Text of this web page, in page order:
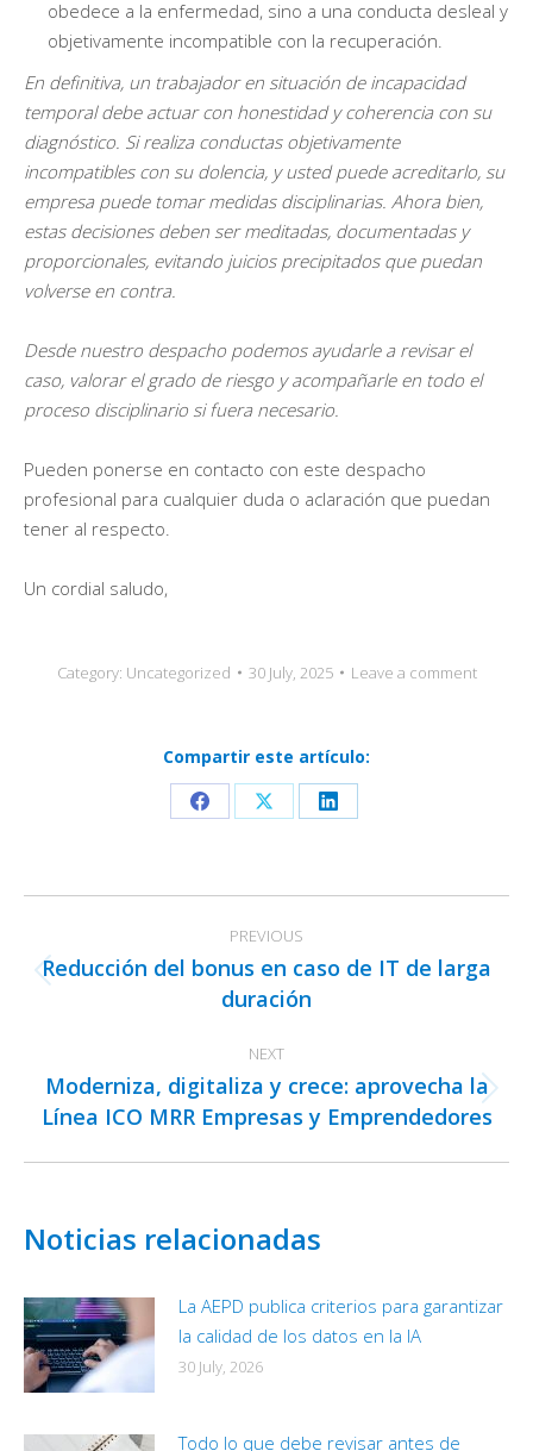
obedece a la enfermedad, sino a una conducta desleal y
objetivamente incompatible con la recuperación.
En definitiva, un trabajador en situación de incapacidad
temporal debe actuar con honestidad y coherencia con su
diagnóstico. Si realiza conductas objetivamente
incompatibles con su dolencia, y usted puede acreditarlo, su
empresa puede tomar medidas disciplinarias. Ahora bien,
estas decisiones deben ser meditadas, documentadas y
proporcionales, evitando juicios precipitados que puedan
volverse en contra.
Desde nuestro despacho podemos ayudarle a revisar el
caso, valorar el grado de riesgo y acompañarle en todo el
proceso disciplinario si fuera necesario.
Pueden ponerse en contacto con este despacho
profesional para cualquier duda o aclaración que puedan
tener al respecto.
Un cordial saludo,
Category: Uncategorized 30 July, 2025 Leave a comment
Compartir este artículo:
Share
Facebook
Share
X
Share
LinkedIn
navigation
PREVIOUS
Previous
post:
Reducción del bonus en caso de IT de larga
duración
NEXT
Next
post:
Moderniza, digitaliza y crece: aprovecha la
Línea ICO MRR Empresas y Emprendedores
Noticias relacionadas
La AEPD publica criterios para garantizar
la calidad de los datos en la IA
30 July, 2026
Todo lo que debe revisar antes de